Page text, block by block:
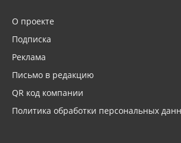
О проекте
Подписка
Реклама
Письмо в редакцию
QR код компании
Политика обработки персональных